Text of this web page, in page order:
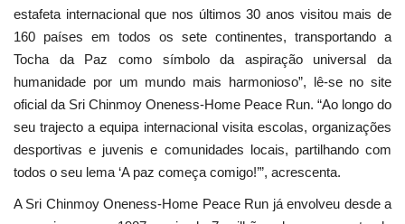
estafeta internacional que nos últimos 30 anos visitou mais de
160 países em todos os sete continentes, transportando a
Tocha da Paz como símbolo da aspiração universal da
humanidade por um mundo mais harmonioso”, lê-se no site
oficial da Sri Chinmoy Oneness-Home Peace Run. “Ao longo do
seu trajecto a equipa internacional visita escolas, organizações
desportivas e juvenis e comunidades locais, partilhando com
todos o seu lema ‘A paz começa comigo!’”, acrescenta.
A Sri Chinmoy Oneness-Home Peace Run já envolveu desde a